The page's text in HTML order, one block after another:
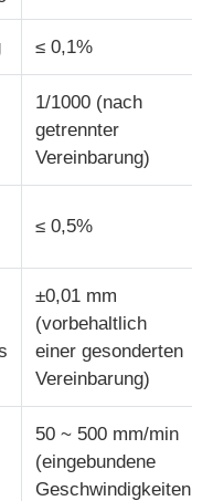
≤ 0,1%
1/1000 (nach
getrennter
Vereinbarung)
≤ 0,5%
±0,01 mm
(vorbehaltlich
einer gesonderten
Vereinbarung)
50 ~ 500 mm/min
(eingebundene
Geschwindigkeiten